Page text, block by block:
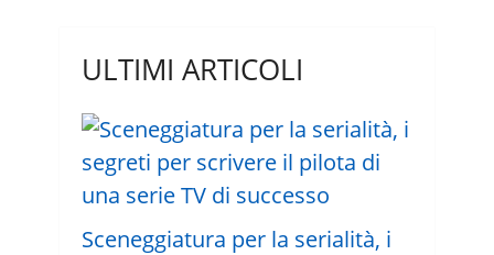
ULTIMI ARTICOLI
Sceneggiatura per la serialità, i